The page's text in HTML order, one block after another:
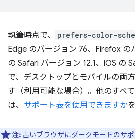
執筆時点で、 prefers-color-
Edge のバージョン 76、Firefox の
の Safari バージョン 12.1、iOS の
で、デスクトップとモバイルの両
す（利用可能な場合）。他のすべ
は、 サポート表を使用できますか
注: 古いブラウザにダークモードのサ